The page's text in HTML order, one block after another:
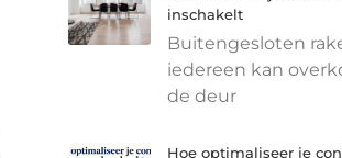
inschakelt
Buitengesloten
iedereen kan
de deur
Hoe optimaliseer je